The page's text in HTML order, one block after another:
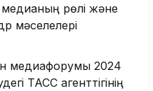
рөлі және
мәселелері
медиафорумы 2024
ТАСС агенттігінің